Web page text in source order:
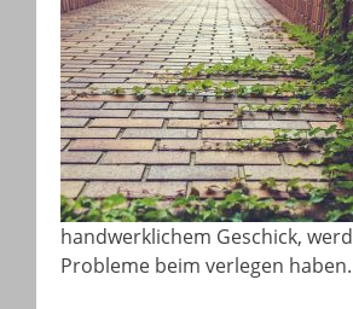
handwerklichem Geschick,
Probleme beim verlegen haben.